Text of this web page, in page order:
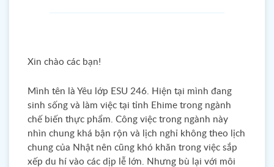
Xin chào các bạn!
Mình tên là Yêu lớp ESU 246. Hiện tại mình đang
sinh sống và làm việc tại tỉnh Ehime trong ngành
chế biến thực phẩm. Công việc trong ngành này
nhìn chung khá bận rộn và lịch nghỉ không theo lịch
chung của Nhật nên cũng khó khăn trong việc sắp
xếp du hí vào các dịp lễ lớn. Nhưng bù lại với môi